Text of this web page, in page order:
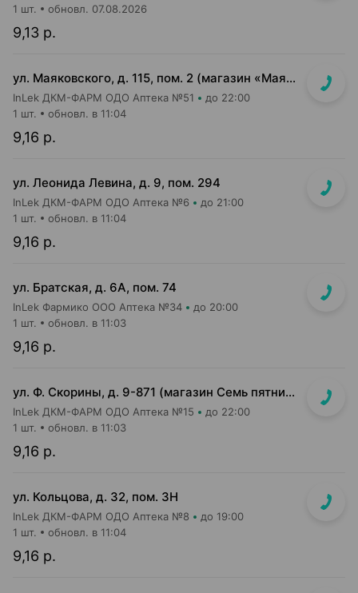
9,13 р.
1 шт. обновл. 07.08.2026
ул. Маяковского, д. 115, пом. 2 (магазин «Маяк»)
InLek ДКМ-ФАРМ ОДО Аптека №51 до 22:00
9,16 р.
1 шт. обновл. в 11:04
ул. Леонида Левина, д. 9, пом. 294
InLek ДКМ-ФАРМ ОДО Аптека №6 до 21:00
9,16 р.
1 шт. обновл. в 11:04
ул. Братская, д. 6А, пом. 74
InLek Фармико ООО Аптека №34 до 20:00
9,16 р.
1 шт. обновл. в 11:03
ул. Ф. Скорины, д. 9-871 (магазин Семь пятниц XXL, вдоль кассовой линии, напротив входа в магазин)
InLek ДКМ-ФАРМ ОДО Аптека №15 до 22:00
9,16 р.
1 шт. обновл. в 11:03
ул. Кольцова, д. 32, пом. 3Н
InLek ДКМ-ФАРМ ОДО Аптека №8 до 19:00
9,16 р.
1 шт. обновл. в 11:04